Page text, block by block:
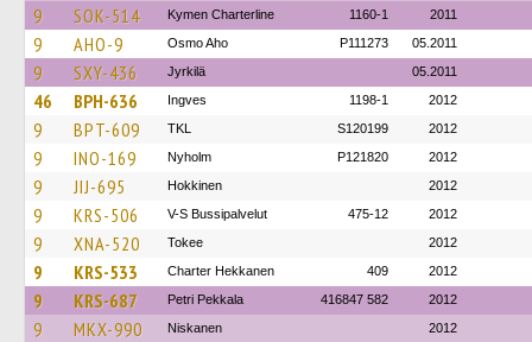
9 SOK-514 Kymen Charterline 1160-1 2011
9 AHO-9 Osmo Aho P111273 05.2011
9 SXY-436 Jyrkilä 05.2011
46 BPH-636 Ingves 1198-1 2012
9 BPT-609 TKL S120199 2012
9 INO-169 Nyholm P121820 2012
9 JIJ-695 Hokkinen 2012
9 KRS-506 V-S Bussipalvelut 475-12 2012
9 XNA-520 Tokee 2012
9 KRS-533 Charter Hekkanen 409 2012
9 KRS-687 Petri Pekkala 416847 582 2012
9 MKX-990 Niskanen 2012